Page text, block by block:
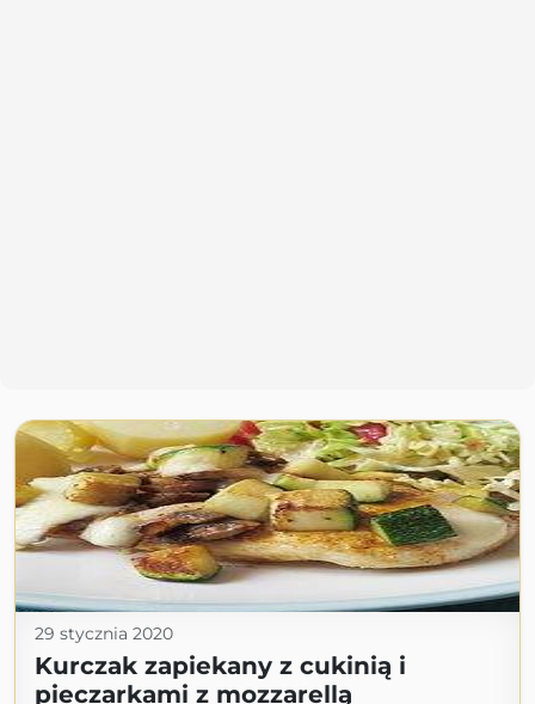
29 stycznia 2020
Kurczak zapiekany z cukinią i
pieczarkami z mozzarellą